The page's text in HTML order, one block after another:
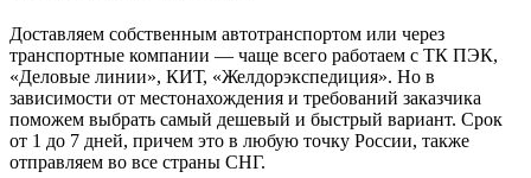
Доставляем собственным автотранспортом или через
транспортные компании — чаще всего работаем с ТК ПЭК,
«Деловые линии», КИТ, «Желдорэкспедиция». Но в
зависимости от местонахождения и требований заказчика
поможем выбрать самый дешевый и быстрый вариант. Срок
от 1 до 7 дней, причем это в любую точку России, также
отправляем во все страны СНГ.